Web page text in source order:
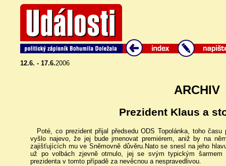
12.6. - 17.6.2006
ARCHIV
Prezident Klaus a
Poté, co prezident přijal předsedu ODS Topolánka, toho
vyšlo najevo, že jej bude jmenovat premiérem, aniž by na
zajišťujících mu ve Sněmovně důvěru.Nato se snesl na jeho
už po volbách zjevně otrnulo, jej se svým typickým šarmem
prezidenta v tomto případě za nevěcnou a nespravedlivou.